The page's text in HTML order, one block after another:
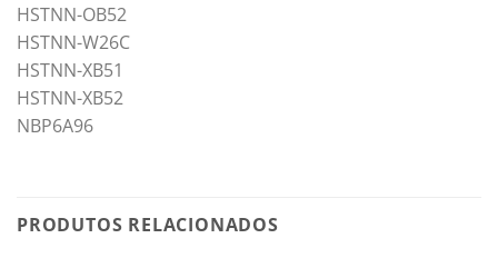
HSTNN-OB52
HSTNN-W26C
HSTNN-XB51
HSTNN-XB52
NBP6A96
PRODUTOS RELACIONADOS